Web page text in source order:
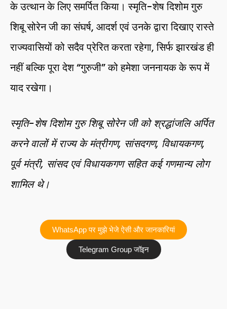
के उत्थान के लिए समर्पित किया। स्मृति-शेष दिशोम गुरु
शिबू सोरेन जी का संघर्ष, आदर्श एवं उनके द्वारा दिखाए रास्ते
राज्यवासियों को सदैव प्रेरित करता रहेगा, सिर्फ झारखंड ही
नहीं बल्कि पूरा देश “गुरुजी” को हमेशा जननायक के रूप में
याद रखेगा।
स्मृति-शेष दिशोम गुरु शिबू सोरेन जी को श्रद्धांजलि अर्पित
करने वालों में राज्य के मंत्रीगण, सांसदगण, विधायकगण,
पूर्व मंत्री, सांसद एवं विधायकगण सहित कई गणमान्य लोग
शामिल थे।
WhatsApp पर मुझे भेजे ऐसी और जानकारियां
Telegram Group जॉइन